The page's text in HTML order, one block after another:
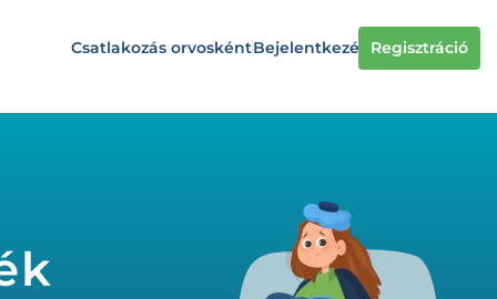
Csatlakozás orvoskéntBejelentkezés Regisztráció